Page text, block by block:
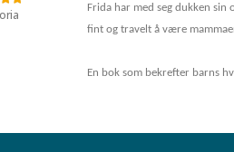
Frida har med seg dukken
fint og travelt å være
En bok som bekrefter barns
5av 5